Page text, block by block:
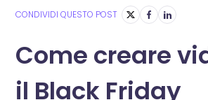
CONDIVIDI QUESTO POST
Come creare
il Black Friday